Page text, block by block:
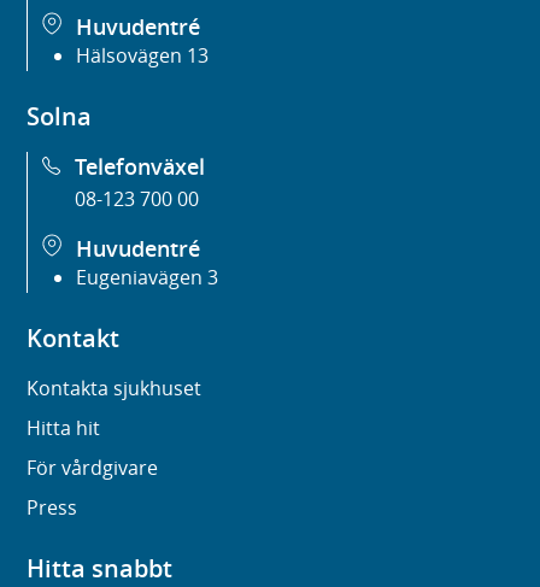
Huvudentré
Hälsovägen 13
Solna
Telefonväxel
08-123 700 00
Huvudentré
Eugeniavägen 3
Kontakt
Kontakta sjukhuset
Hitta hit
För vårdgivare
Press
Hitta snabbt